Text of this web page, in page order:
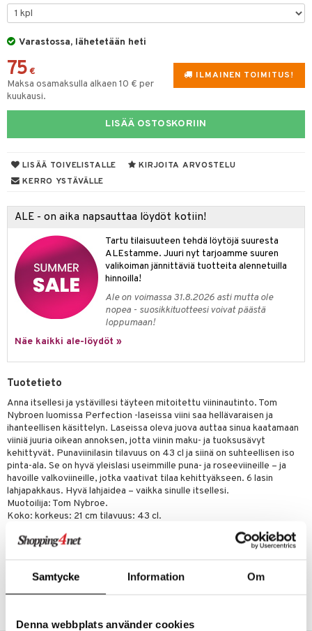
Samtycke Information Om
Denna webbplats använder cookies
Varastossa, lähetetään heti
ILMAINEN TOIMITUS!
75 €
Maksa osamaksulla alkaen 10 € per
kuukausi.
LISÄÄ OSTOSKORIIN
LISÄÄ TOIVELISTALLE
KIRJOITA ARVOSTELU
KERRO YSTÄVÄLLE
ALE - on aika napsauttaa löydöt kotiin!
Tartu tilaisuuteen tehdä löytöjä suuresta
ALEstamme. Juuri nyt tarjoamme suuren
valikoiman jännittäviä tuotteita alennetuilla
hinnoilla!
Ale on voimassa 31.8.2026 asti mutta ole
nopea - suosikkituotteesi voivat päästä
loppumaan!
Näe kaikki ale-löydöt »
Tuotetieto
Anna itsellesi ja ystävillesi täyteen mitoitettu viininautinto. Tom
Nybroen luomissa Perfection -laseissa viini saa hellävaraisen ja
ihanteellisen käsittelyn. Laseissa oleva juova auttaa sinua kaatamaan
viiniä juuria oikean annoksen, jotta viinin maku- ja tuoksusävyt
kehittyvät. Punaviinilasin tilavuus on 43 cl ja siinä on suhteellisen iso
pinta-ala. Se on hyvä yleislasi useimmille puna- ja roseeviineille – ja
havoille valkoviineille, jotka vaativat tilaa kehittyäkseen. 6 lasin
lahjapakkaus. Hyvä lahjaidea – vaikka sinulle itsellesi.
Muotoilija: Tom Nybroe.
Koko: korkeus: 21 cm tilavuus: 43 cl.
Konepesun kestävä maksimilämpötilassa 55° C. Huom: Pakattu 6
lasin lahjapakkaukseen.
Tuotenumero
IVV35-1-XX
Maustemyllyt
/ Outdoor
& Kulhot
Leivontavuoat
& Vihannesveitset
sisustus
tarvikkeita
tekstiilit
koristelu
säilytys
tekstiilit
Saalit
& Tyynyliinat
& Peitot
& Koukut
& Korit
& Veistokset
Art
& Lyhdyt
& Hyllyt
& Koukut
tekstiilit
tekstiilit
tekstiilit
& Tyynyliinat
hyönteissuoja
ruokinta
& Lyhdyt
& vastauksia